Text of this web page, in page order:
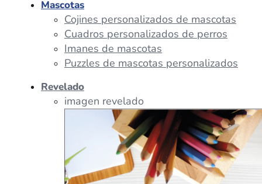
Mascotas
Cojines personalizados de mascotas
Cuadros personalizados de perros
Imanes de mascotas
Puzzles de mascotas personalizados
Revelado
imagen revelado